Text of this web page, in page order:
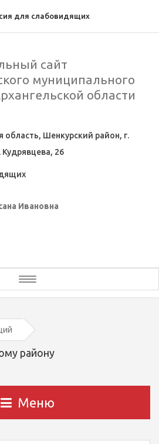
для слабовидящих
сайт
муниципального
области
область, Шенкурский район, г.
26
Ивановна
Toggle
navigation
району
Меню